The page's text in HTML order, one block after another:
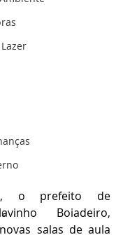
o prefeito de
Boiadeiro,
salas de aula